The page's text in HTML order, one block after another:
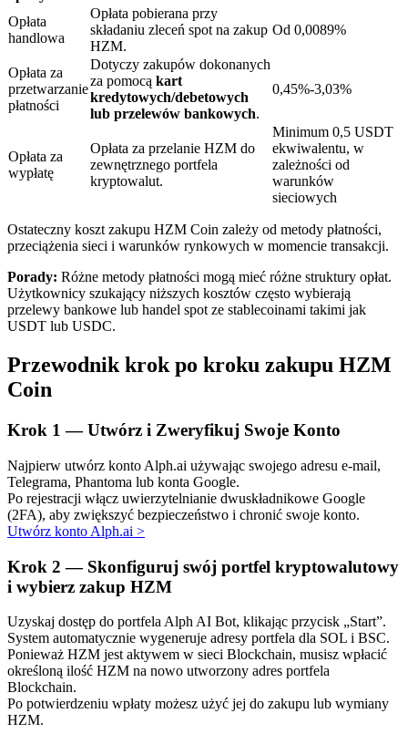
Blokady BTR
Ekskluzywne inwestycje dla posiadaczy BTR
Pożyczki
Usługa pożyczek wspieranych kryptowalutami
Automatyczna inwestycja
Zdobądź długoterminowy zysk i elastyczne zainteresowania
Opłata
handlowa
Opłata pobierana przy
składaniu zleceń spot na zakup
HZM.
Od 0,0089%
Opłata za
przetwarzanie
płatności
Dotyczy zakupów dokonanych
za pomocą kart
kredytowych/debetowych
lub przelewów bankowych.
0,45%-3,03%
Opłata za
wypłatę
Opłata za przelanie HZM do
zewnętrznego portfela
kryptowalut.
Minimum 0,5 USDT
ekwiwalentu, w
zależności od
warunków
sieciowych
Ostateczny koszt zakupu HZM Coin zależy od metody płatności,
przeciążenia sieci i warunków rynkowych w momencie transakcji.
Porady: Różne metody płatności mogą mieć różne struktury opłat.
Użytkownicy szukający niższych kosztów często wybierają
przelewy bankowe lub handel spot ze stablecoinami takimi jak
USDT lub USDC.
Przewodnik krok po kroku zakupu HZM
Coin
Krok 1 —Utwórz i Zweryfikuj Swoje Konto
Najpierw utwórz konto Alph.ai używając swojego adresu e-mail,
Telegrama, Phantoma lub konta Google.
Po rejestracji włącz uwierzytelnianie dwuskładnikowe Google
(2FA), aby zwiększyć bezpieczeństwo i chronić swoje konto.
Utwórz konto Alph.ai >
Krok 2 — Skonfiguruj swój portfel kryptowalutowy
i wybierz zakup HZM
Uzyskaj dostęp do portfela Alph AI Bot, klikając przycisk „Start”.
System automatycznie wygeneruje adresy portfela dla SOL i BSC.
Ponieważ HZM jest aktywem w sieci Blockchain, musisz wpłacić
określoną ilość HZM na nowo utworzony adres portfela
Blockchain.
Po potwierdzeniu wpłaty możesz użyć jej do zakupu lub wymiany
HZM.